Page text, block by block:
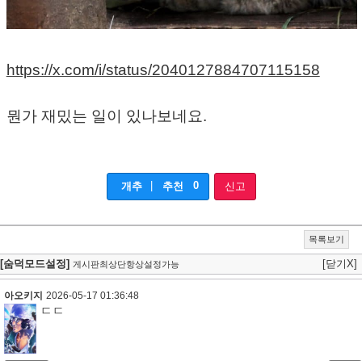
https://x.com/i/status/2040127884707115158
뭔가 재밌는 일이 있나보네요.
개추 추천 0 신고
목록보기
[숨덕모드설정] 게시판최상단항상설정가능 [닫기X]
아오키지 2026-05-17 01:36:48
ㄷㄷ